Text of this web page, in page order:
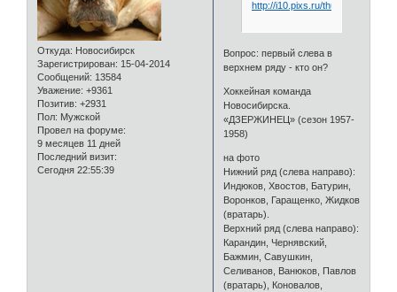
Откуда: Новосибирск
Зарегистрирован: 15-04-2014
Сообщений: 13584
Уважение: +9361
Позитив: +2931
Пол: Мужской
Провел на форуме:
9 месяцев 11 дней
Последний визит:
Сегодня 22:55:39
Вопрос: первый слева в
верхнем ряду - кто он?
Хоккейная команда
Новосибирска.
«ДЗЕРЖИНЕЦ» (сезон 1957-
1958)
на фото
Нижний ряд (слева направо):
Индюков, Хвостов, Батурин,
Воронков, Гаращенко, Жидков
(вратарь).
Верхний ряд (слева направо):
Карандин, Чернявский,
Бажмин, Савушкин,
Селиванов, Ванюков, Павлов
(вратарь), Коновалов,